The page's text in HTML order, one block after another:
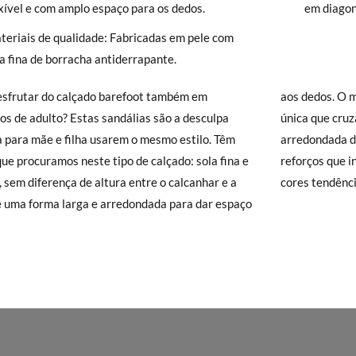
e com amplo espaço para os dedos.
de qualidade: Fabricadas em pele com
fina de borracha antiderrapante.
em
do calçado barefoot também em
de adulto? Estas sandálias são a desculpa
mãe e filha usarem o mesmo estilo. Têm
procuramos neste tipo de calçado: sola fina e
diferença de altura entre o calcanhar e a
uma forma larga e arredondada para dar espaço
O melhor é o seu design minimalista: a tira
cruza o peito do pé contrasta com a forma
da ponta, estilizando o pé, e não tem
que interfiram no movimento. Disponível nas
cores
trocas grátis, sem perguntas. Se quando chegarem a sua
e Devoluçõesdo nosso site para nos enviar o pedido de troca. A
queira uma Troca, mas sim uma Devolução, esta também será
o pedido através da mesma secção do parágrafo anterior e
recolha o sapato que devolve.